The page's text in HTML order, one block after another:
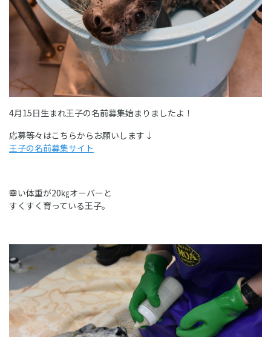
4月15日生まれ王子の名前募集始まりましたよ！
応募等々はこちらからお願いします↓
王子の名前募集サイト
幸い体重が20㎏オーバーと
すくすく育っている王子。